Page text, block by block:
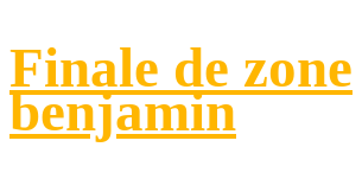
Finale de zone
benjamin